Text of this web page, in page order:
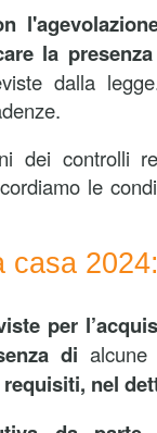
la
dalla
dei controlli
le
casa
per
dialcune
nel